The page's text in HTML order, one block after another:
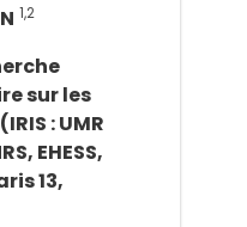
1,2
sur les
: UMR
EHESS,
13,